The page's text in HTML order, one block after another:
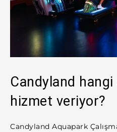
Candyland
hizmet veriyor?
Candyland Aquapark